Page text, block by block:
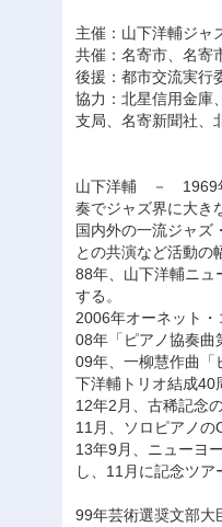
主催：山下洋輔ジャ
共催：名寄市、名寄
後援：都市交流実行
協力：北星信用金庫
支局、名寄新聞社、
山下洋輔 － 1969年
奏でジャズ界に大き
国内外の一流ジャズ
との共演など活動の
88年、山下洋輔ニュ
する。
2006年オーネット・
08年「ピアノ協奏曲
09年、一柳慧作曲「
下洋輔トリオ結成40
12年2月、古稀記念
11月、ソロピアノの
13年9月、ニューヨ
し、11月に記念ツア
99年芸術選奨文部大